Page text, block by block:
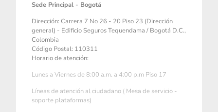
Sede Principal - Bogotá
Dirección: Carrera 7 No 26 - 20 Piso 23 (Dirección
general) - Edificio Seguros Tequendama / Bogotá D.C.,
Colombia
Código Postal: 110311
Horario de atención:
Lunes a Viernes de 8:00 a.m. a 4:00 p.m Piso 17
Líneas de atención al ciudadano ( Mesa de servicio -
soporte plataformas)